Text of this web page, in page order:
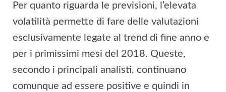
Per quanto riguarda le previsioni, l’elevata
volatilità permette di fare delle valutazioni
esclusivamente legate al trend di fine anno e
per i primissimi mesi del 2018. Queste,
secondo i principali analisti, continuano
comunque ad essere positive e quindi in